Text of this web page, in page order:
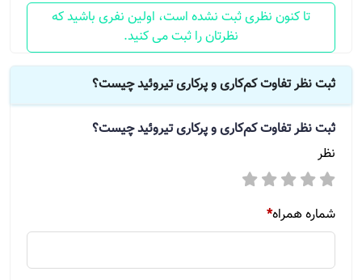
تا کنون نظری ثبت نشده است، اولین نفری باشید که
نظرتان را ثبت می کنید.
ثبت نظر تفاوت کم‌کاری و پرکاری تیروئید چیست؟
ثبت نظرتفاوت کم‌کاری و پرکاری تیروئید چیست؟
نظر
شماره همراه*